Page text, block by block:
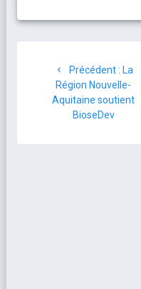
Précédent : La
Région Nouvelle-
Aquitaine soutient
BioseDev